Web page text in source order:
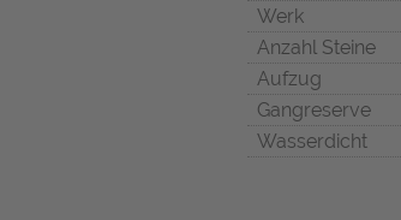
Werk
Anzahl Steine
Aufzug
Gangreserve
Wasserdicht